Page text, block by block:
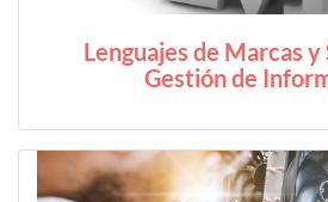
Lenguajes de Marcas y
Gestión de